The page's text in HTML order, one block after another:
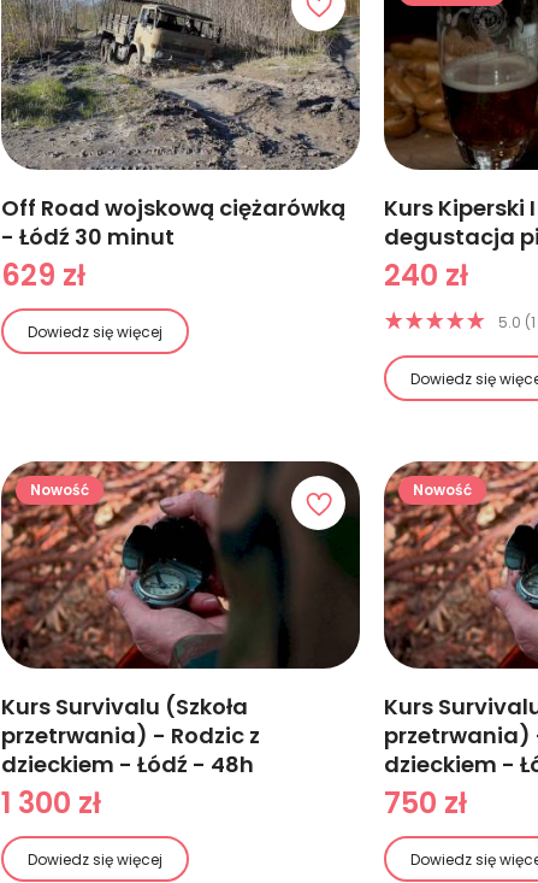
Off Road wojskową ciężarówką
- Łódź 30 minut
629 zł
Dowiedz się więcej
Kurs Kiperski
degustacja
240 zł
5.0
Dowiedz się
Nowość
Kurs Survivalu (Szkoła
przetrwania) - Rodzic z
dzieckiem - Łódź - 48h
1 300 zł
Dowiedz się więcej
Nowość
Kurs
przetrwania)
dzieckiem -
750 zł
Dowiedz się